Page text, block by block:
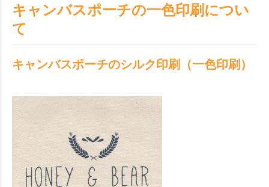
キャンバスポーチの一色印刷につい
て
キャンバスポーチのシルク印刷（一色印刷）